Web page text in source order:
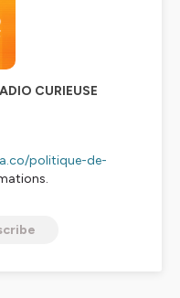
CURIEUSE
politique-de-